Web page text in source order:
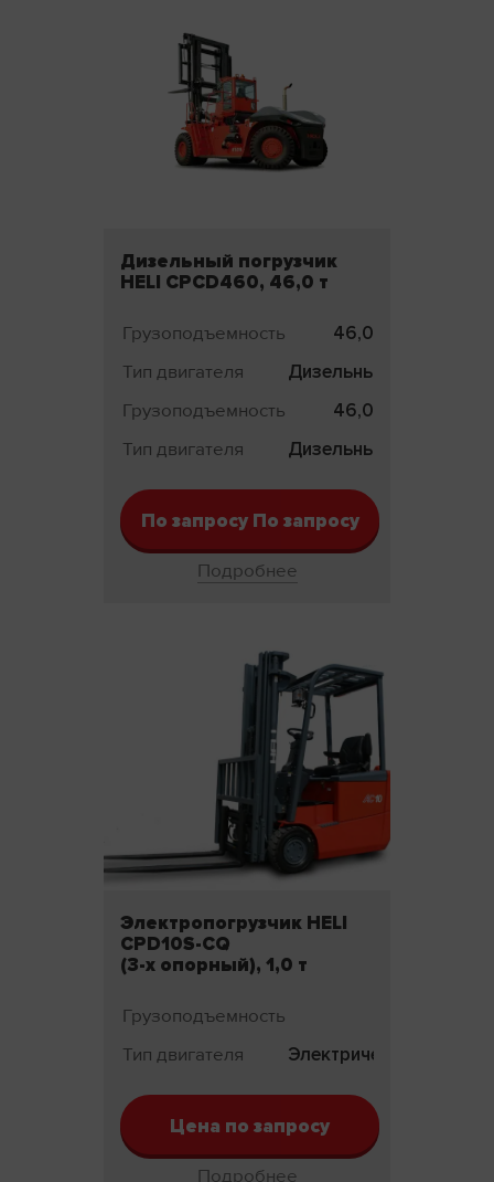
Дизельный погрузчик
HELI CPCD460, 46,0 т
Грузоподъемность
46,0 т
Тип двигателя
Дизельный
Грузоподъемность
46,0 т
Тип двигателя
Дизельный
По запросу По запросу
Подробнее
Электропогрузчик HELI
CPD10S-CQ
(3-х опорный), 1,0 т
Грузоподъемность
Тип двигателя
Электрический
Цена по запросу
Подробнее